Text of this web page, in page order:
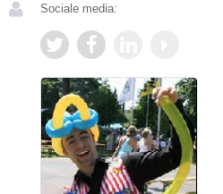
Sociale media: